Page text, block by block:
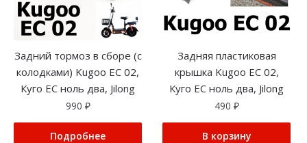
Задний тормоз в сборе (с
колодками) Kugoo EC 02,
Куго ЕС ноль два, Jilong
990 ₽
Подробнее
Задняя пластиковая
крышка Kugoo EC 02,
Куго ЕС ноль два, Jilong
490 ₽
В корзину